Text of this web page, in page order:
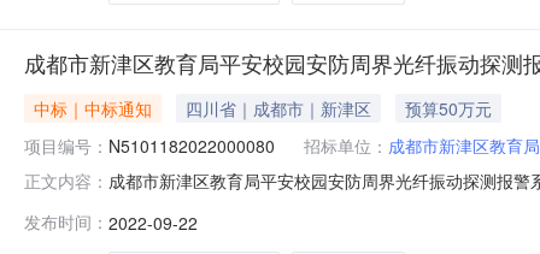
成都市新津区教育局平安校园安防周界光纤振动探测
中标｜中标通知 四川省｜成都市｜新津区
预算50万元
项目编号： N5101182022000080 招标单位： 成都市新津区教育局
正文内容： 成都市新津区教育局平安校园安防周界光纤振动探测报
地址中标（成交）金额四川复津安科技有限责任公司四
发布时间： 2022-09-22